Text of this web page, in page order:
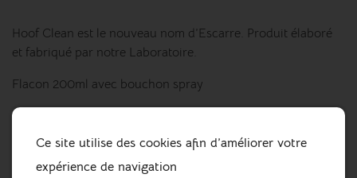
Hoof Clean est le nouveau nom d’Escarre. Produit élaboré
et fabriqué par notre Laboratoire.
Flacon 200ml avec bouchon spray
Contient : alcool, résine végétale, baume du Pérou, huile de
foie de morue, lanoline.
Conseil d’utilisation : appliquer la lotion sur la fourchette
Ce site utilise des cookies afin d’améliorer votre
expérience de navigation